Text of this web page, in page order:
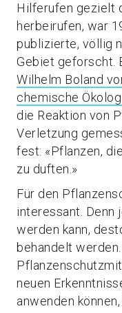
Hilferufen gezielt
herbeirufen, war
publizierte, völlig
Gebiet geforscht.
Wilhelm Boland
chemische
die Reaktion von
Verletzung
fest: «Pflanzen,
zu duften.»
Für den
interessant.
werden kann,
behandelt
neuen
anwenden